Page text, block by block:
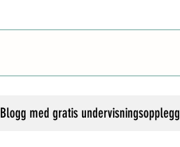
Blogg med gratis undervisningsopplegg